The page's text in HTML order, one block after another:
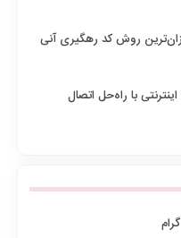
روش کد رهگیری آنی
با راه‌حل اتصال